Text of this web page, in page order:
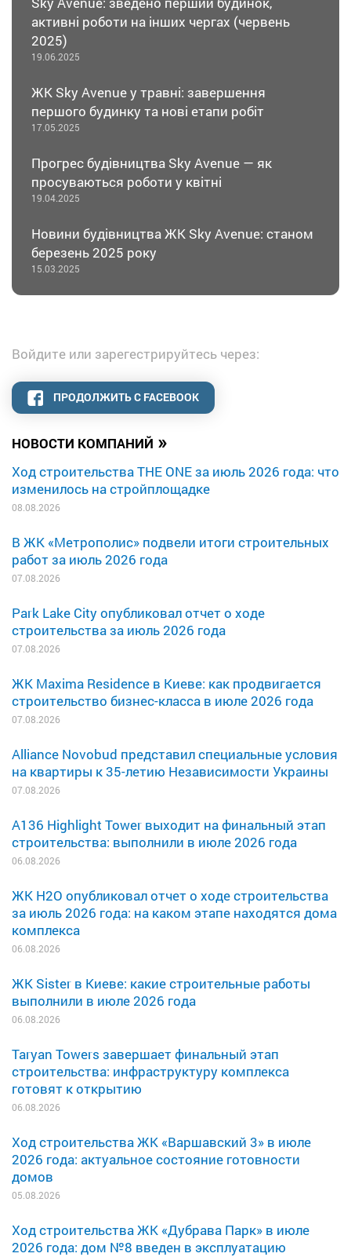
НОВОСТИ КОМПАНИЙ »
Ход строительства THE ONE за июль 2026 года: что
изменилось на стройплощадке
08.08.2026
В ЖК «Метрополис» подвели итоги строительных
работ за июль 2026 года
07.08.2026
Park Lake City опубликовал отчет о ходе
строительства за июль 2026 года
07.08.2026
ЖК Maxima Residence в Киеве: как продвигается
строительство бизнес-класса в июле 2026 года
07.08.2026
Alliance Novobud представил специальные условия
на квартиры к 35-летию Независимости Украины
07.08.2026
A136 Highlight Tower выходит на финальный этап
строительства: выполнили в июле 2026 года
06.08.2026
ЖК H2O опубликовал отчет о ходе строительства
за июль 2026 года: на каком этапе находятся дома
комплекса
06.08.2026
ЖК Sister в Киеве: какие строительные работы
выполнили в июле 2026 года
06.08.2026
Taryan Towers завершает финальный этап
строительства: инфраструктуру комплекса
готовят к открытию
06.08.2026
Ход строительства ЖК «Варшавский 3» в июле
2026 года: актуальное состояние готовности
домов
05.08.2026
Ход строительства ЖК «Дубрава Парк» в июле
2026 года: дом №8 введен в эксплуатацию
активні роботи на інших чергах (червень
2025)
19.06.2025
ЖК Sky Avenue у травні: завершення
першого будинку та нові етапи робіт
17.05.2025
Прогрес будівництва Sky Avenue — як
просуваються роботи у квітні
19.04.2025
Новини будівництва ЖК Sky Avenue: станом
березень 2025 року
15.03.2025
Войдите или зарегестрируйтесь через:
ПРОДОЛЖИТЬ С FACEBOOK